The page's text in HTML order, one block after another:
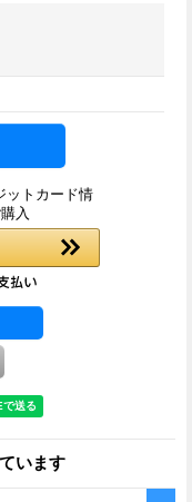
ットカード情
入
います